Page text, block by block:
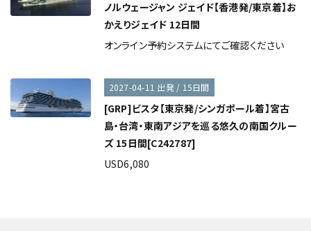
ノルウェージャン ジェイド【香港発/東京着】お
かえりジェイド 12日間
オンライン予約システムにてご確認ください
2027-04-11 出発 / 15日間
[GRP]ビスタ【東京発/シンガポール着】宮古
島・台湾・東南アジアを巡る悠久の南国クルー
ズ 15日間[C242787]
USD6,080